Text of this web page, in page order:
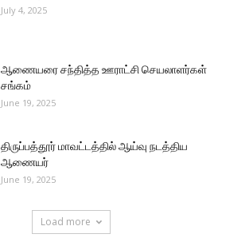
July 4, 2025
ஆணையரை சந்தித்த ஊராட்சி செயலாளர்கள்
சங்கம்
June 19, 2025
திருப்பத்தூர் மாவட்டத்தில் ஆய்வு நடத்திய
ஆணையர்
June 19, 2025
Load more